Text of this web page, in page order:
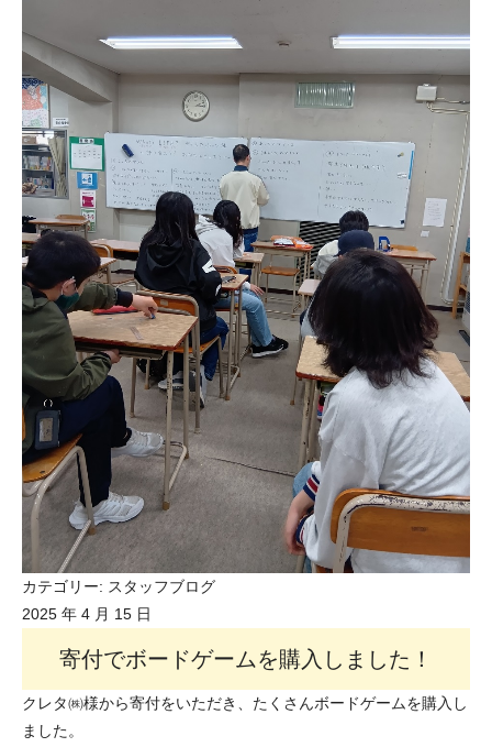
カテゴリー: スタッフブログ
2025 年 4 月 15 日
寄付でボードゲームを購入しました！
クレタ㈱様から寄付をいただき、たくさんボードゲームを購入し
ました。